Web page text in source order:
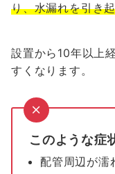
り、水漏れを引き
設置から10年以上
すくなります。
このような症
配管周辺が濡